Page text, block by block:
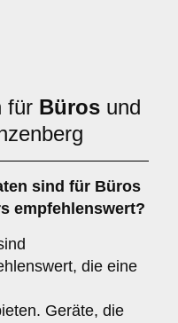
für Büros und
sind für Büros
empfehlenswert?
die eine
Geräte, die